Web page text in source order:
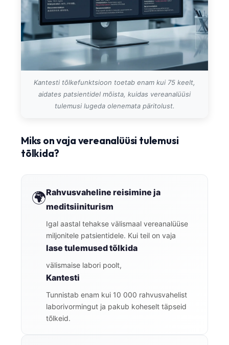
Kantesti tõlkefunktsioon toetab enam kui 75 keelt,
aidates patsientidel mõista, kuidas vereanalüüsi
tulemusi lugeda olenemata päritolust.
Miks on vaja vereanalüüsi tulemusi
tõlkida?
🌍Rahvusvaheline reisimine ja
meditsiiniturism
Igal aastal tehakse välismaal vereanalüüse
miljonitele patsientidele. Kui teil on vaja
lase tulemused tõlkida
välismaise labori poolt,
Kantesti
Tunnistab enam kui 10 000 rahvusvahelist
laborivormingut ja pakub koheselt täpseid
tõlkeid.